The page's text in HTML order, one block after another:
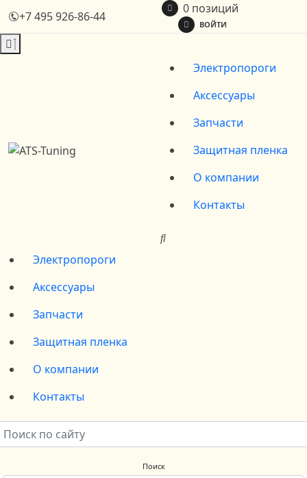
+7 495 926-86-44
0 позиций
ВОЙТИ
Электропороги
Аксессуары
Запчасти
Защитная пленка
О компании
Контакты
Электропороги
Аксессуары
Запчасти
Защитная пленка
О компании
Контакты